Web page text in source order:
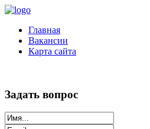
Главная
Вакансии
Карта сайта
Задать вопрос